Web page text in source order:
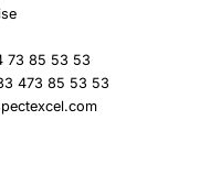
73 85 53 53
473 85 53 53